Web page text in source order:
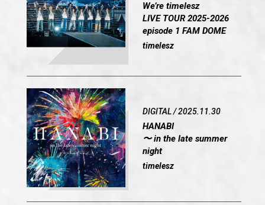
We’re timelesz
LIVE TOUR 2025-2026
episode 1 FAM DOME
timelesz
DIGITAL / 2025.11.30
HANABI
〜 in the late summer
night
timelesz